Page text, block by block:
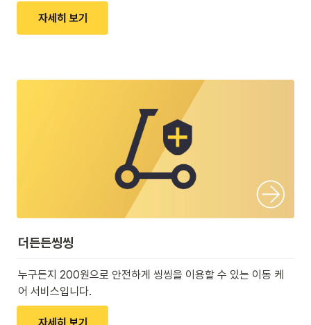
더든든씽씽
누구든지 200원으로 안전하게 씽씽을 이용할 수 있는 이동 케
어 서비스입니다.